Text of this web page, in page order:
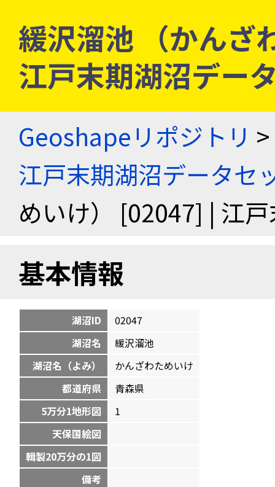
緩沢溜池 （かん
江戸末期湖沼デー
Geoshapeリポジトリ >
江戸末期湖沼データセ
めいけ） [02047] | 江
基本情報
湖沼ID
02047
湖沼名
緩沢溜池
湖沼名（よみ）
かんざわためいけ
都道府県
青森県
5万分1地形図
1
天保国絵図
輯製20万分の1図
備考